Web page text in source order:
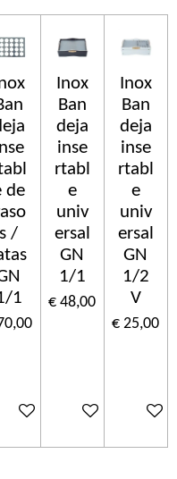
de
s /
1
In winkelwagen
Inox
Ban
deja
inse
rtabl
e
univ
ersal
GN
1/1
€ 48,00
In winkelwagen
Inox
Ban
deja
inse
rtabl
e
univ
ersal
GN
1/2
V
€ 25,00
In